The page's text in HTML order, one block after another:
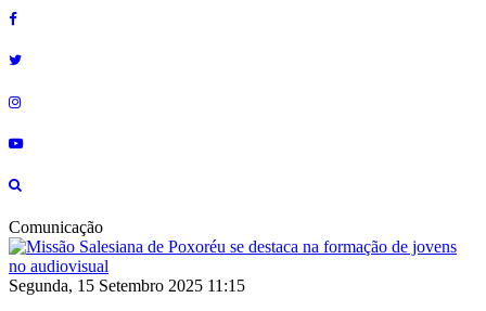
Comunicação
Segunda, 15 Setembro 2025 11:15